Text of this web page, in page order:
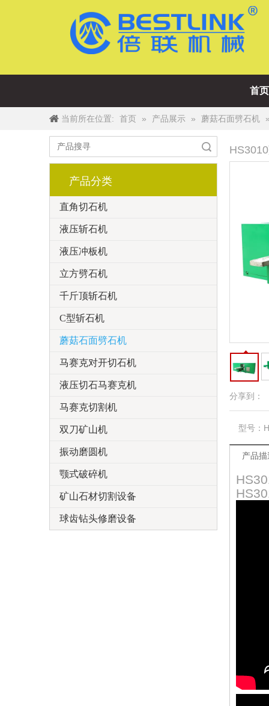
首页
当前所在位置: 首页 » 产品展示 » 蘑菇石面劈石机 »
产品分类
直角切石机
液压斩石机
液压冲板机
立方劈石机
千斤顶斩石机
C型斩石机
蘑菇石面劈石机
马赛克对开切石机
液压切石马赛克机
马赛克切割机
双刀矿山机
振动磨圆机
颚式破碎机
矿山石材切割设备
球齿钻头修磨设备
分享到：
型号：
产品描